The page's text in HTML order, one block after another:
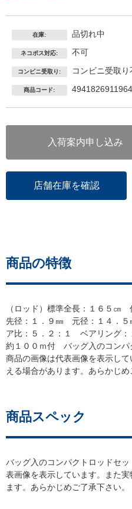
在庫: 品切れ中
ネコポス対応: 不可
コンビニ受取り: コンビニ受取り
商品コード: 4941826911964
入荷案内申し込み
店舗在庫を確認
商品の特徴
（ロッド）標準全長：１６５
先径：１．９㎜ 元径：１４．
ア比：５．２：１ ベアリング
約１００ｍ付 バッグ入のコン
商品の画像は代表画像を表示し
える場合があります。あらかじめ
商品スペック
バッグ入のコンパクトロッドセ
表画像を表示しています。また
ます。あらかじめご了承下さい。